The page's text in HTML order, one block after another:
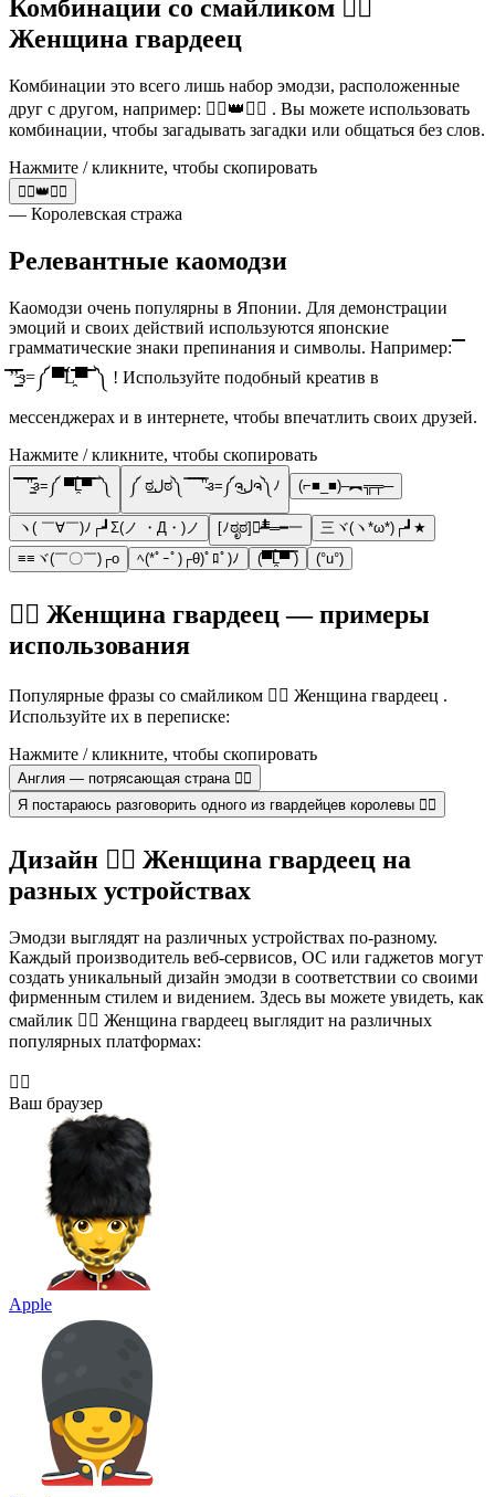
Комбинации со смайликом 💂‍♀️
Женщина гвардеец
Комбинации это всего лишь набор эмодзи, расположенные
друг с другом, например: 💂‍♂️👑💂‍♀️ . Вы можете использовать
комбинации, чтобы загадывать загадки или общаться без слов.
Нажмите / кликните, чтобы скопировать
💂‍♂️👑💂‍♀️
— Королевская стража
Релевантные каомодзи
Каомодзи очень популярны в Японии. Для демонстрации
эмоций и своих действий используются японские
грамматические знаки препинания и символы. Например: ̿̿ ̿̿
̿’̿’̵͇̿̿з=༼ ▀̿̿Ĺ̯̿̿▀̿ ̿ ༽ ! Используйте подобный креатив в
мессенджерах и в интернете, чтобы впечатлить своих друзей.
Нажмите / кликните, чтобы скопировать
̿̿ ̿̿ ̿’̿’̵͇̿̿з=༼ ▀̿̿Ĺ̯̿̿▀̿ ̿ ༽ ༼ ಠل͟ಠ༽ ̿ ̿ ̿ ̿’̿’̵з=༼ຈل͜ຈ༽ﾉ (⌐■_■)–︻╦╤─
ヽ( ￣∀￣)ﾉ┌┛Σ(ノ ・Д・)ノ [ﾉಠೃಠ]︻̷┻̿═━一
三ヾ(ヽ*ω*)┌┛★
≡≡ヾ(￣〇￣)┌ο
ﾍ(*ﾟｰﾟ)┌θ)ﾟﾛﾟ)ﾉ (▀̿̿Ĺ̯̿̿▀̿ ̿) (°u°)
💂‍♀️ Женщина гвардеец — примеры
использования
Популярные фразы со смайликом 💂‍♀️ Женщина гвардеец .
Используйте их в переписке:
Нажмите / кликните, чтобы скопировать
Англия — потрясающая страна 💂‍♀️
Я постараюсь разговорить одного из гвардейцев королевы 💂‍♀️
Дизайн 💂‍♀️ Женщина гвардеец на
разных устройствах
Эмодзи выглядят на различных устройствах по-разному.
Каждый производитель веб-сервисов, ОС или гаджетов могут
создать уникальный дизайн эмодзи в соответствии со своими
фирменным стилем и видением. Здесь вы можете увидеть, как
смайлик 💂‍♀️ Женщина гвардеец выглядит на различных
популярных платформах:
💂‍♀️
Ваш браузер
Apple